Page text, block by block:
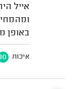
אייל
באופן
איכות 10